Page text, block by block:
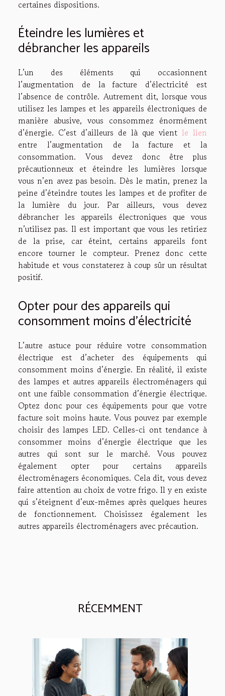
certaines dispositions.
Éteindre les lumières et
débrancher les appareils
L’un des éléments qui occasionnent
l’augmentation de la facture d’électricité est
l’absence de contrôle. Autrement dit, lorsque vous
utilisez les lampes et les appareils électroniques de
manière abusive, vous consommez énormément
d’énergie. C’est d’ailleurs de là que vient le lien
entre l’augmentation de la facture et la
consommation. Vous devez donc être plus
précautionneux et éteindre les lumières lorsque
vous n’en avez pas besoin. Dès le matin, prenez la
peine d’éteindre toutes les lampes et de profiter de
la lumière du jour. Par ailleurs, vous devez
débrancher les appareils électroniques que vous
n’utilisez pas. Il est important que vous les retiriez
de la prise, car éteint, certains appareils font
encore tourner le compteur. Prenez donc cette
habitude et vous constaterez à coup sûr un résultat
positif.
Opter pour des appareils qui
consomment moins d’électricité
L’autre astuce pour réduire votre consommation
électrique est d’acheter des équipements qui
consomment moins d’énergie. En réalité, il existe
des lampes et autres appareils électroménagers qui
ont une faible consommation d’énergie électrique.
Optez donc pour ces équipements pour que votre
facture soit moins haute. Vous pouvez par exemple
choisir des lampes LED. Celles-ci ont tendance à
consommer moins d’énergie électrique que les
autres qui sont sur le marché. Vous pouvez
également opter pour certains appareils
électroménagers économiques. Cela dit, vous devez
faire attention au choix de votre frigo. Il y en existe
qui s’éteignent d’eux-mêmes après quelques heures
de fonctionnement. Choisissez également les
autres appareils électroménagers avec précaution.
RÉCEMMENT